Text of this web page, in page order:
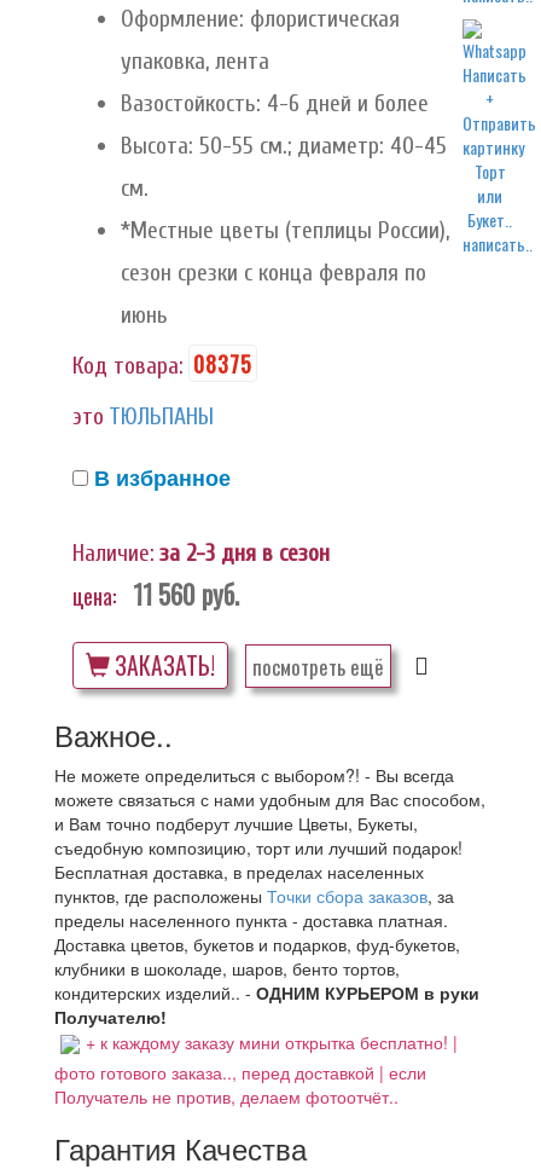
написать..
Оформление: флористическая
упаковка, лента
Вазостойкость: 4-6 дней и более
Высота: 50-55 см.; диаметр: 40-45
см.
*Местные цветы (теплицы России),
сезон срезки с конца февраля по
июнь
Код товара: 08375
это ТЮЛЬПАНЫ
В избранное
Наличие: за 2-3 дня в сезон
цена: 11 560руб.
ЗАКАЗАТЬ! посмотреть ещё
Важное..
Не можете определиться с выбором?! - Вы всегда
можете связаться с нами удобным для Вас способом,
и Вам точно подберут лучшие Цветы, Букеты,
съедобную композицию, торт или лучший подарок!
Бесплатная доставка, в пределах населенных
пунктов, где расположены Точки сбора заказов, за
пределы населенного пункта - доставка платная.
Доставка цветов, букетов и подарков, фуд-букетов,
клубники в шоколаде, шаров, бенто тортов,
кондитерских изделий.. - ОДНИМ КУРЬЕРОМ в руки
Получателю!
+ к каждому заказу мини открытка бесплатно! |
фото готового заказа.., перед доставкой | если
Получатель не против, делаем фотоотчёт..
Гарантия Качества